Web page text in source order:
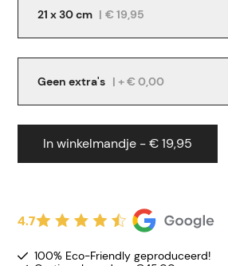
21 x 30 cm | € 19,95
Geen extra's | + € 0,00
In winkelmandje - € 19,95
4.7
100% Eco-Friendly geproduceerd!